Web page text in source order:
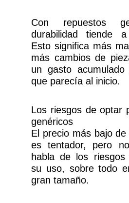
Con repuestos
durabilidad tiende
Esto significa más
más cambios de
un gasto
que parecía al inicio.
Los riesgos de optar
genéricos
El precio más bajo
es tentador, pero
habla de los riesgos
su uso, sobre todo
gran tamaño.